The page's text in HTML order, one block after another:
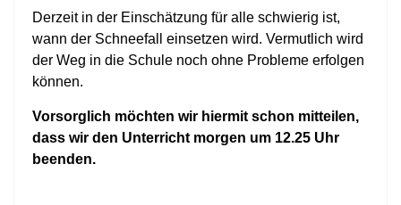
Derzeit in der Einschätzung für alle schwierig ist,
wann der Schneefall einsetzen wird. Vermutlich wird
der Weg in die Schule noch ohne Probleme erfolgen
können.
Vorsorglich möchten wir hiermit schon mitteilen,
dass wir den Unterricht morgen um 12.25 Uhr
beenden.